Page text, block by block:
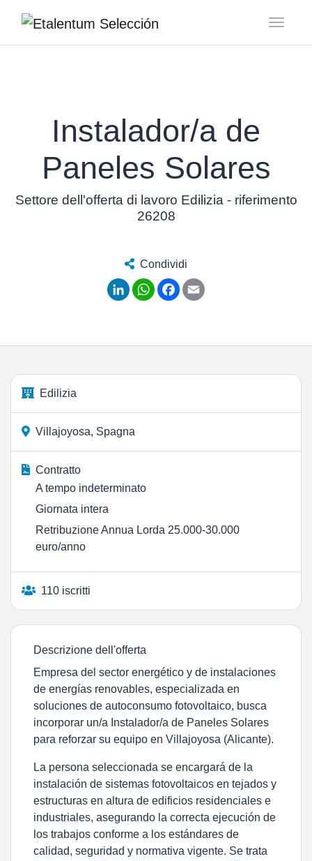
Instalador/a de
Paneles Solares
Settore dell'offerta di lavoro Edilizia - riferimento
26208
Condividi
LinkedInWhatsApp
Facebook
Edilizia
Villajoyosa, Spagna
Contratto
A tempo indeterminato
Giornata intera
Retribuzione Annua Lorda 25.000-30.000
euro/anno
110 iscritti
Descrizione dell'offerta
Empresa del sector energético y de instalaciones
de energías renovables, especializada en
soluciones de autoconsumo fotovoltaico, busca
incorporar un/a Instalador/a de Paneles Solares
para reforzar su equipo en Villajoyosa (Alicante).
La persona seleccionada se encargará de la
instalación de sistemas fotovoltaicos en tejados y
estructuras en altura de edificios residenciales e
industriales, asegurando la correcta ejecución de
los trabajos conforme a los estándares de
calidad, seguridad y normativa vigente. Se trata